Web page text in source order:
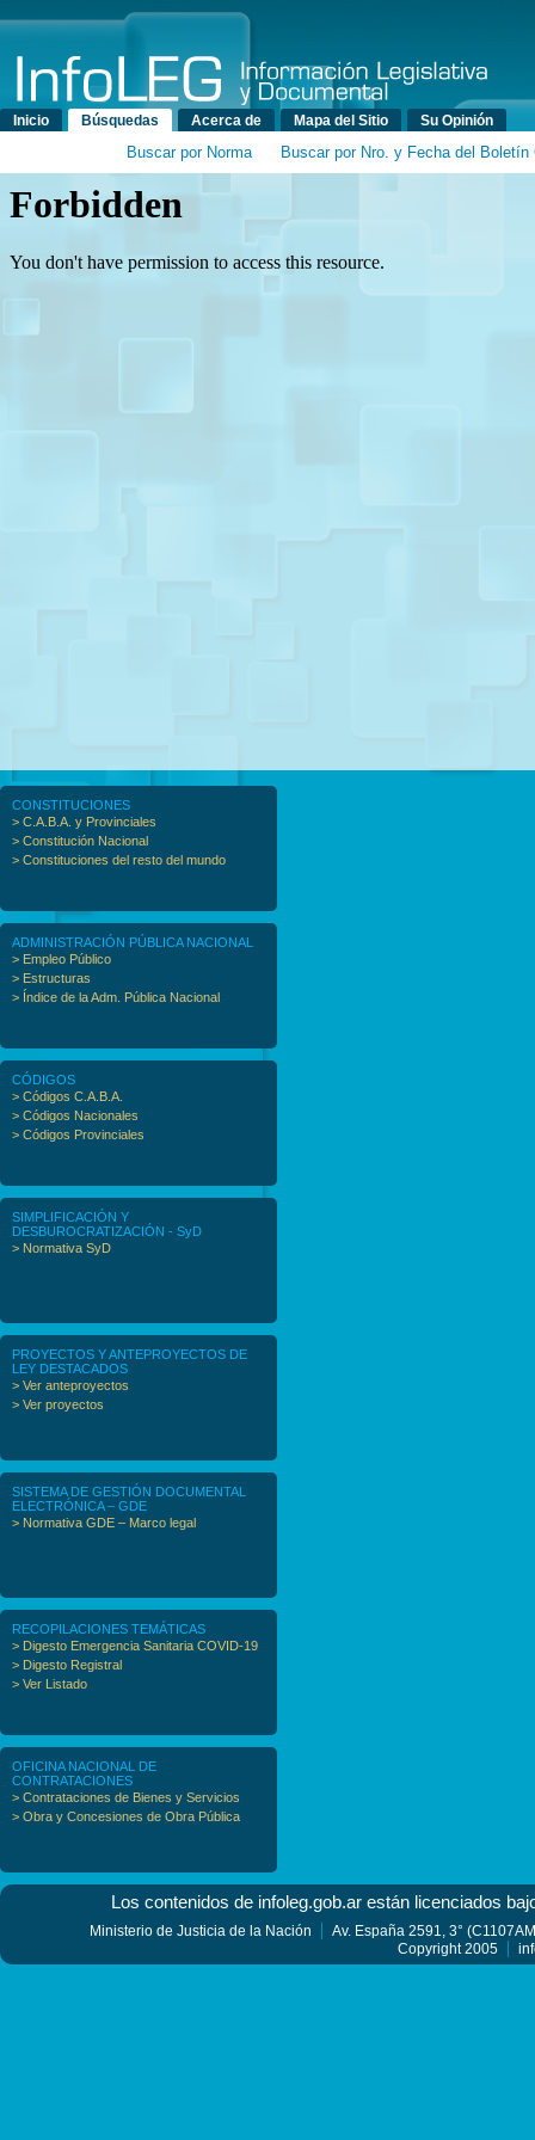
Menú principal
Inicio Búsquedas Acerca de Mapa del Sitio Su Opinión
Buscar por Norma Buscar por Nro. y Fecha del Boletín
CONSTITUCIONES
> C.A.B.A. y Provinciales
> Constitución Nacional
> Constituciones del resto del mundo
ADMINISTRACIÓN PÚBLICA NACIONAL
> Empleo Público
> Estructuras
> Índice de la Adm. Pública Nacional
CÓDIGOS
> Códigos C.A.B.A.
> Códigos Nacionales
> Códigos Provinciales
SIMPLIFICACIÓN Y
DESBUROCRATIZACIÓN - SyD
> Normativa SyD
PROYECTOS Y ANTEPROYECTOS DE
LEY DESTACADOS
> Ver anteproyectos
> Ver proyectos
SISTEMA DE GESTIÓN DOCUMENTAL
ELECTRÓNICA – GDE
> Normativa GDE – Marco legal
RECOPILACIONES TEMÁTICAS
> Digesto Emergencia Sanitaria COVID-19
> Digesto Registral
> Ver Listado
OFICINA NACIONAL DE
CONTRATACIONES
> Contrataciones de Bienes y Servicios
> Obra y Concesiones de Obra Pública
Los contenidos de infoleg.gob.ar están licenciados
Ministerio de Justicia de la Nación
Av. España 2591, 3°
Copyright 2005